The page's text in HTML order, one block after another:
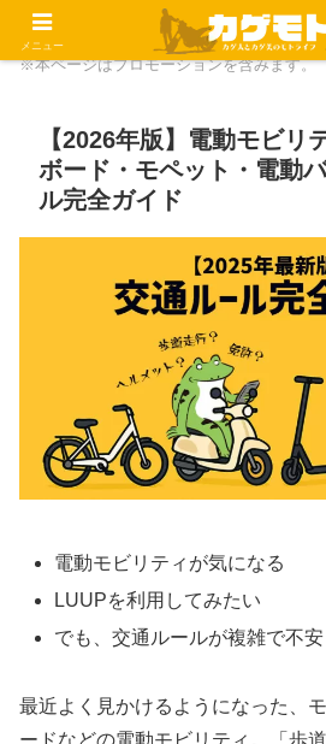
※本ページはプロモーションを含みます。
【2026年版】電動モビリ
ボード・モペット・電動
ル完全ガイド
電動モビリティが気になる
LUUPを利用してみたい
でも、交通ルールが複雑で不安
最近よく見かけるようになった、
ードなどの電動モビリティ。「歩
メニュー